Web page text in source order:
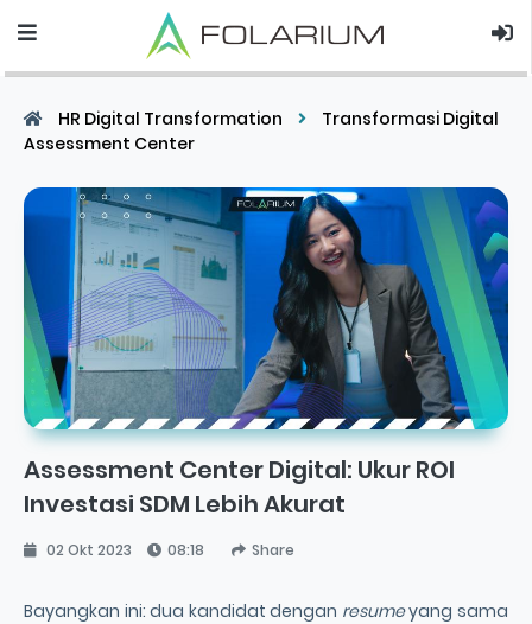
HR Digital Transformation
Transformasi Digital
Assessment Center
Assessment Center Digital: Ukur ROI
Investasi SDM Lebih Akurat
02 Okt 2023 08:18 Share
Bayangkan ini: dua kandidat dengan resumeyang sama